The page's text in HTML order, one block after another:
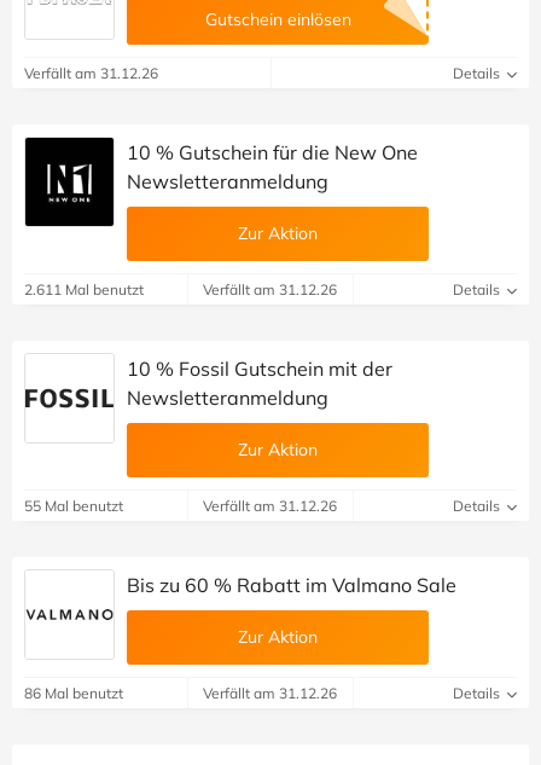
Gutschein einlösen
Verfällt am 31.12.26 Details
10 % Gutschein für die New One
Newsletteranmeldung
Zur Aktion
2.611 Mal benutzt Verfällt am 31.12.26 Details
10 % Fossil Gutschein mit der
Newsletteranmeldung
Zur Aktion
55 Mal benutzt Verfällt am 31.12.26 Details
Bis zu 60 % Rabatt im Valmano Sale
Zur Aktion
86 Mal benutzt Verfällt am 31.12.26 Details